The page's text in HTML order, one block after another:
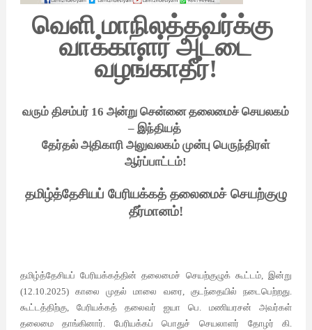
வெளி மாநிலத்தவர்க்கு
வாக்காளர் அட்டை
வழங்காதீர்!
வரும் திசம்பர் 16 அன்று சென்னை தலைமைச் செயலகம்
– இந்தியத்
தேர்தல் அதிகாரி அலுவலகம் முன்பு பெருந்திரள்
ஆர்ப்பாட்டம்!
தமிழ்த்தேசியப் பேரியக்கத் தலைமைச் செயற்குழு
தீர்மானம்!
தமிழ்த்தேசியப் பேரியக்கத்தின் தலைமைச் செயற்குழுக் கூட்டம், இன்று
(12.10.2025) காலை முதல் மாலை வரை, குடந்தையில் நடைபெற்றது.
கூட்டத்திற்கு, பேரியக்கத் தலைவர் ஐயா பெ. மணியரசன் அவர்கள்
தலைமை தாங்கினார். பேரியக்கப் பொதுச் செயலாளர் தோழர் கி.